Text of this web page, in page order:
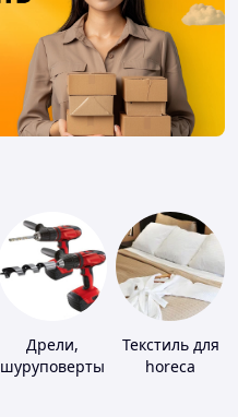
Дрели,
шуруповерты
Текстиль для
horeca